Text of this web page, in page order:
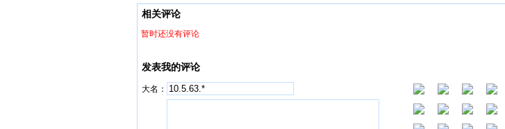
相关评论
暂时还没有评论
发表我的评论
大名：